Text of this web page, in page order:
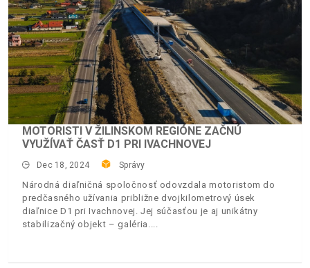
MOTORISTI V ŽILINSKOM REGIÓNE ZAČNÚ
VYUŽÍVAŤ ČASŤ D1 PRI IVACHNOVEJ
Dec 18, 2024 Správy
Národná diaľničná spoločnosť odovzdala motoristom do
predčasného užívania približne dvojkilometrový úsek
diaľnice D1 pri Ivachnovej. Jej súčasťou je aj unikátny
stabilizačný objekt – galéria.